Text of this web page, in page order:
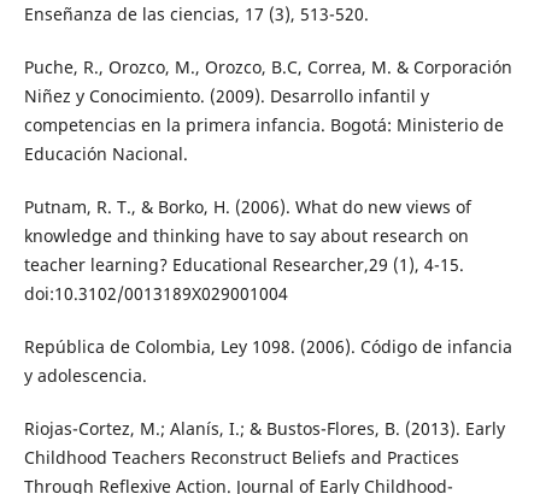
Enseñanza de las ciencias, 17 (3), 513-520.
Puche, R., Orozco, M., Orozco, B.C, Correa, M. & Corporación
Niñez y Conocimiento. (2009). Desarrollo infantil y
competencias en la primera infancia. Bogotá: Ministerio de
Educación Nacional.
Putnam, R. T., & Borko, H. (2006). What do new views of
knowledge and thinking have to say about research on
teacher learning? Educational Researcher,29 (1), 4-15.
doi:10.3102/0013189X029001004
República de Colombia, Ley 1098. (2006). Código de infancia
y adolescencia.
Riojas-Cortez, M.; Alanís, I.; & Bustos-Flores, B. (2013). Early
Childhood Teachers Reconstruct Beliefs and Practices
Through Reflexive Action. Journal of Early Childhood-